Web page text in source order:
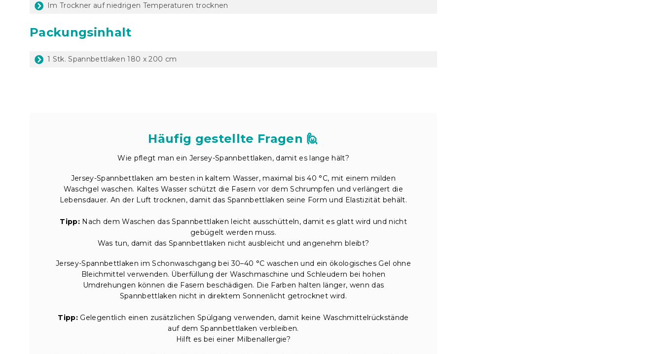
Im Trockner auf niedrigen Temperaturen trocknen
Packungsinhalt
1 Stk. Spannbettlaken 180 x 200 cm
Häufig gestellte Fragen 🙋
Wie pflegt man ein Jersey-Spannbettlaken, damit es lange hält?
Jersey-Spannbettlaken am besten in kaltem Wasser, maximal bis 40 °C, mit einem milden
Waschgel waschen. Kaltes Wasser schützt die Fasern vor dem Schrumpfen und verlängert die
Lebensdauer. An der Luft trocknen, damit das Spannbettlaken seine Form und Elastizität behält.
Tipp:Nach dem Waschen das Spannbettlaken leicht ausschütteln, damit es glatt wird und nicht
gebügelt werden muss.
Was tun, damit das Spannbettlaken nicht ausbleicht und angenehm bleibt?
Jersey-Spannbettlaken im Schonwaschgang bei 30–40 °C waschen und ein ökologisches Gel ohne
Bleichmittel verwenden. Überfüllung der Waschmaschine und Schleudern bei hohen
Umdrehungen können die Fasern beschädigen. Die Farben halten länger, wenn das
Spannbettlaken nicht in direktem Sonnenlicht getrocknet wird.
Tipp: Gelegentlich einen zusätzlichen Spülgang verwenden, damit keine Waschmittelrückstände
auf dem Spannbettlaken verbleiben.
Hilft es bei einer Milbenallergie?